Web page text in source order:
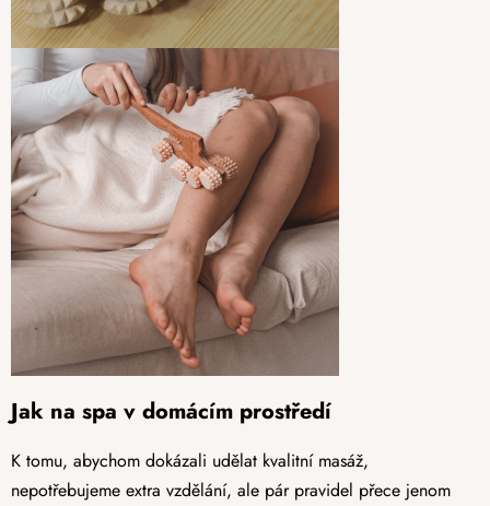
Jak na spa v domácím prostředí
K tomu, abychom dokázali udělat kvalitní masáž,
nepotřebujeme extra vzdělání, ale pár pravidel přece jenom